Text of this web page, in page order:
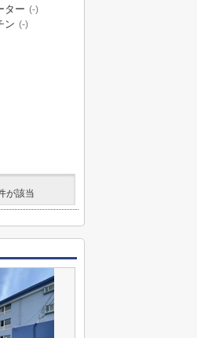
ター (-)
ン (-)
が該当